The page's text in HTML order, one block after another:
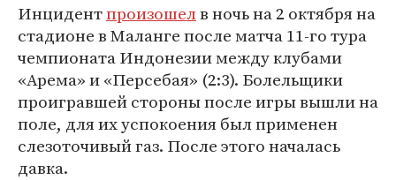
Инцидентпроизошелв ночь на 2 октября на
стадионе в Маланге после матча 11-го тура
чемпионата Индонезии между клубами
«Арема» и «Персебая» (2:3). Болельщики
проигравшей стороны после игры вышли на
поле, для их успокоения был применен
слезоточивый газ. После этого началась
давка.